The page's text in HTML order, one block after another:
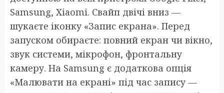
Samsung, Xiaomi. Свайп двічі вниз —
шукаєте іконку «Запис екрана». Перед
запуском обираєте: повний екран чи вікно,
звук системи, мікрофон, фронтальну
камеру. На Samsung є додаткова опція
«Малювати на екрані» під час запису —